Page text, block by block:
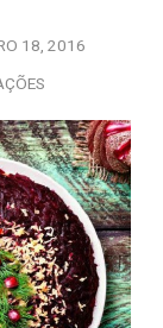
18, 2016